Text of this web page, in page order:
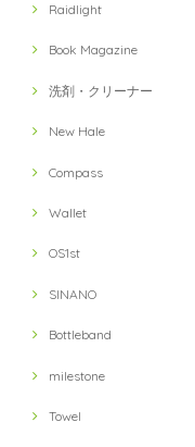
Raidlight
Book Magazine
洗剤・クリーナー
New Hale
Compass
Wallet
OS1st
SINANO
Bottleband
milestone
Towel